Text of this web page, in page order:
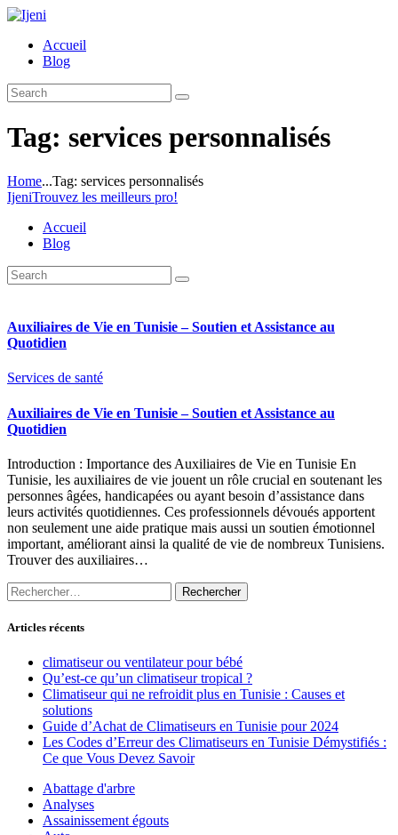
Accueil
Blog
Tag: services personnalisés
Home...Tag: services personnalisés
IjeniTrouvez les meilleurs pro!
Accueil
Blog
Auxiliaires de Vie en Tunisie – Soutien et Assistance au
Quotidien
Services de santé
Auxiliaires de Vie en Tunisie – Soutien et Assistance au
Quotidien
Introduction : Importance des Auxiliaires de Vie en Tunisie En
Tunisie, les auxiliaires de vie jouent un rôle crucial en soutenant les
personnes âgées, handicapées ou ayant besoin d’assistance dans
leurs activités quotidiennes. Ces professionnels dévoués apportent
non seulement une aide pratique mais aussi un soutien émotionnel
important, améliorant ainsi la qualité de vie de nombreux Tunisiens.
Trouver des auxiliaires…
Rechercher :
Articles récents
climatiseur ou ventilateur pour bébé
Qu’est-ce qu’un climatiseur tropical ?
Climatiseur qui ne refroidit plus en Tunisie : Causes et
solutions
Guide d’Achat de Climatiseurs en Tunisie pour 2024
Les Codes d’Erreur des Climatiseurs en Tunisie Démystifiés :
Ce que Vous Devez Savoir
Abattage d'arbre
Analyses
Assainissement égouts